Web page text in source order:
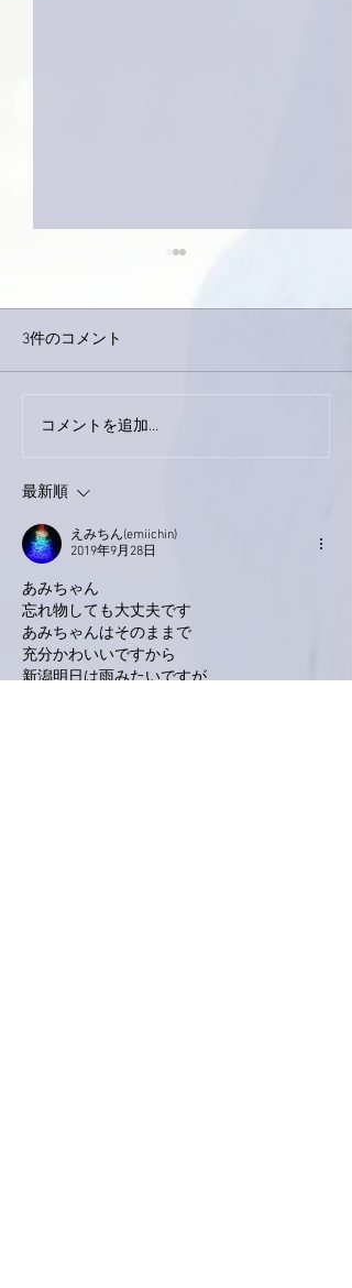
巨大なイタチきゅうり。
3件のコメント
コメントを追加…
最新順
えみちん(emiichin)
2019年9月28日
あみちゃん
忘れ物しても大丈夫です
あみちゃんはそのままで
充分かわいいですから
新潟明日は雨みたいですが